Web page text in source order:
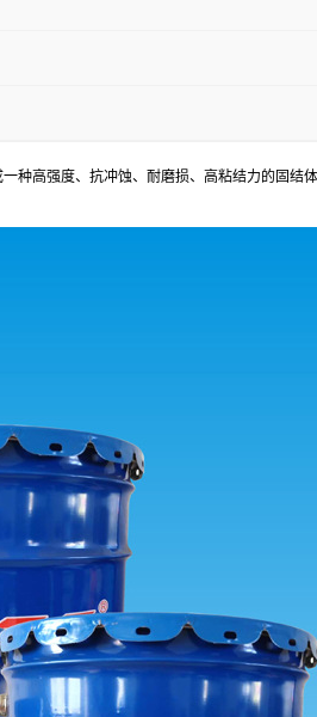
种高强度、抗冲蚀、耐磨损、高粘结力的固